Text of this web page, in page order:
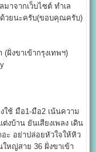
าจากเว็บไซต์ ทำเล
ด้วยนะครับ(ขอบคุณครับ)
ฝั่งขาเข้ากรุงเทพฯ)
ช้ มือ1-มือ2 เน้นความ
บ้าน ยันเสียงเพลง เดิน
อะ อย่าปล่อยหัวใจให้หิว
ใหญ่สาย 36 ฝั่งขาเข้า